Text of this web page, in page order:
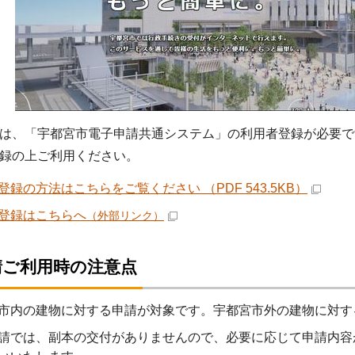
「宇都宮市電子申請共通システム」の利用者登録が必要
の上ご利用ください。
録の方法はこちらをご覧ください （PDF 543.5KB）
録はこちらへ （外部リンク）
利用時の注意点
内の建物に対する申請が対象です。宇都宮市外の建物に対
では、副本の交付がありませんので、必要に応じて申請内